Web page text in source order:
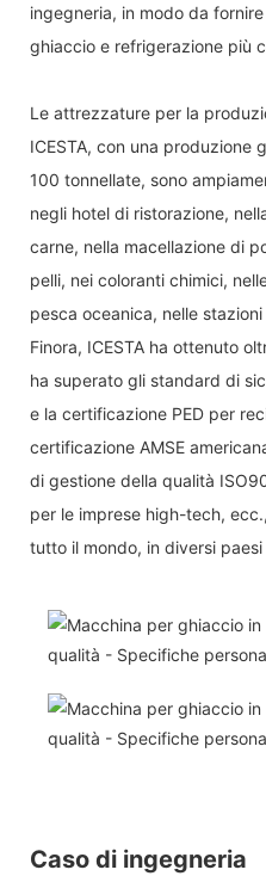
ingegneria, in modo da
ghiaccio e refrigerazione più
Le attrezzature per la
ICESTA, con una produzione
100 tonnellate, sono
negli hotel di ristorazione,
carne, nella macellazione di
pelli, nei coloranti chimici,
pesca oceanica, nelle
Finora, ICESTA ha ottenuto
ha superato gli standard di
e la certificazione PED per
certificazione AMSE
di gestione della qualità
per le imprese high-tech,
tutto il mondo, in diversi paesi
Caso di ingegneria